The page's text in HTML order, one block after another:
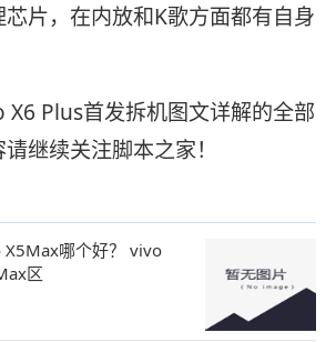
片，在内放和K歌方面都有自身
X6 Plus首发拆机图文详解的全部
继续关注脚本之家！
哪个好？ vivo
区